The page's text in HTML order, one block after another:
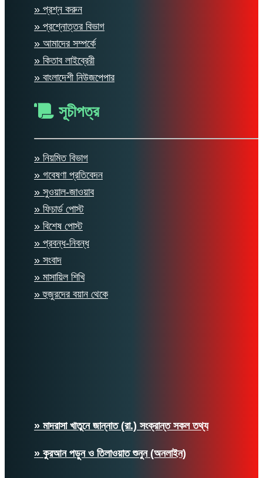
» প্রশ্ন করুন
» প্রশ্নোত্তর বিভাগ
» আমাদের সম্পর্কে
» কিতাব লাইব্রেরী
» বাংলাদেশী নিউজপেপার
সূচীপত্র
» নিয়মিত বিভাগ
» গবেষণা প্রতিবেদন
» সুওয়াল-জাওয়াব
» ফিচার্ড পোস্ট
» বিশেষ পোস্ট
» প্রবন্ধ-নিবন্ধ
» সংবাদ
» মাসায়িল শিখি
» হুজুরদের বয়ান থেকে
» মাদরাসা খাতুনে জান্নাত (রা.) সংক্রান্ত সকল তথ্য
» কুরআন পড়ুন ও তিলাওয়াত শুনুন (অনলাইন)